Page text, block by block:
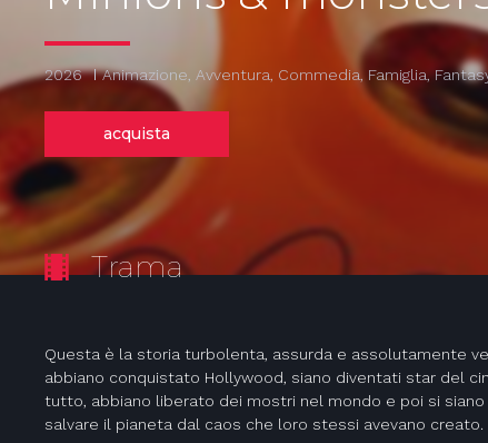
2026 Animazione, Avventura, Commedia, Famiglia,
acquista
Trama
Questa è la storia turbolenta, assurda e assolutamente
abbiano conquistato Hollywood, siano diventati star del
tutto, abbiano liberato dei mostri nel mondo e poi si
salvare il pianeta dal caos che loro stessi avevano creato.